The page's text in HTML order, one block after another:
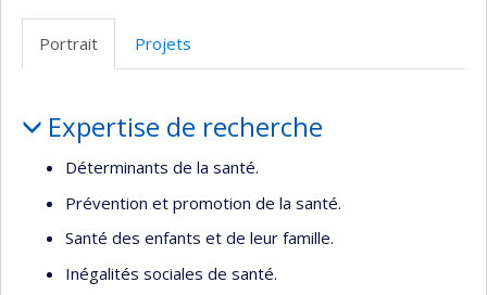
Portrait Projets
Expertise de recherche
Déterminants de la santé.
Prévention et promotion de la santé.
Santé des enfants et de leur famille.
Inégalités sociales de santé.